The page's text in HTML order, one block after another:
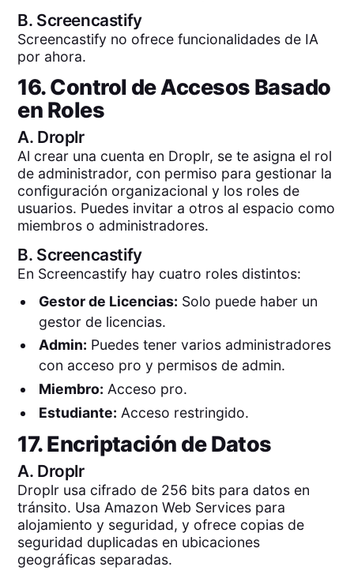
B. Screencastify
Screencastify no ofrece funcionalidades de IA
por ahora.
16. Control de Accesos Basado
en Roles
A. Droplr
Al crear una cuenta en Droplr, se te asigna el rol
de administrador, con permiso para gestionar la
configuración organizacional y los roles de
usuarios. Puedes invitar a otros al espacio como
miembros o administradores.
B. Screencastify
En Screencastify hay cuatro roles distintos:
Gestor de Licencias: Solo puede haber un
gestor de licencias.
Admin: Puedes tener varios administradores
con acceso pro y permisos de admin.
Miembro: Acceso pro.
Estudiante: Acceso restringido.
17. Encriptación de Datos
A. Droplr
Droplr usa cifrado de 256 bits para datos en
tránsito. Usa Amazon Web Services para
alojamiento y seguridad, y ofrece copias de
seguridad duplicadas en ubicaciones
geográficas separadas.